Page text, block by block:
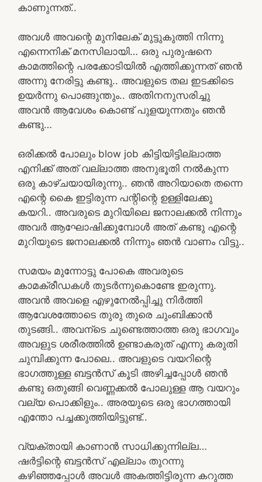
കാണുന്നത്..
അവൾ അവന്റെ മുനിലേക് മുട്ടുകുത്തി നിന്നു
എന്നെനിക് മനസിലായി… ഒരു പുരുഷനെ
കാമത്തിന്റെ പരക്കോടിയിൽ എത്തിക്കുന്നത് ഞൻ
അന്നു നേരിട്ടു കണ്ടു.. അവളുടെ തല ഇടക്കിടെ
ഉയർന്നു പൊങ്ങുന്തും.. അതിനനുസരിച്ചു
അവൻ ആവേശം കൊണ്ട് പുളയുന്നതും ഞൻ
കണ്ടു…
ഒരിക്കൽ പോലും blow job കിട്ടിയിട്ടില്ലാത്ത
എനിക്ക് അത് വല്ലാത്ത അനുഭൂതി നൽകുന്ന
ഒരു കാഴ്ചയായിരുന്നു.. ഞൻ അറിയാതെ തന്നെ
എന്റെ കൈ ഇട്ടിരുന്ന പന്റിന്റെ ഉള്ളിലേക്കു
കയറി.. അവരുടെ മുറിയിലെ ജനാലക്കൽ നിന്നും
അവർ ആഘോഷിക്കുമ്പോൾ അത് കണ്ടു എന്റെ
മുറിയുടെ ജനാലക്കൽ നിന്നും ഞൻ വാണം വിട്ടു..
സമയം മുന്നോട്ടു പോകെ അവരുടെ
കാമക്രീഡകൾ തുടർന്നുകൊണ്ടേ ഇരുന്നു.
അവൻ അവളെ എഴുനേൽപ്പിച്ചു നിർത്തി
ആവേശത്തോടെ തുരു തുരെ ചുംബിക്കാൻ
തുടങ്ങി.. അവന്ടെ ചുണ്ടെത്താത്ത ഒരു ഭാഗവും
അവളുട ശരീരത്തിൽ ഉണ്ടാകരുത് എന്നു കരുതി
ചുമ്പിക്കുന്ന പോലെ.. അവളുടെ വയറിന്റെ
ഭാഗത്തുള്ള ബട്ടൻസ് കൂടി അഴിച്ചപ്പോൾ ഞൻ
കണ്ടു ഒതുങ്ങി വെണ്ണക്കൽ പോലുള്ള ആ വയറും
വല്യ പൊക്കിളും.. അരയുടെ ഒരു ഭാഗത്തായി
എന്തോ പച്ചക്കുത്തിയിട്ടുണ്ട്..
വ്യക്തായി കാണാൻ സാധിക്കുന്നില്ല…
ഷർട്ടിന്റെ ബട്ടൻസ് എല്ലാം തുറന്നു
കഴിഞ്ഞപ്പോൾ അവൾ അകത്തിട്ടിരുന്ന കറുത്ത